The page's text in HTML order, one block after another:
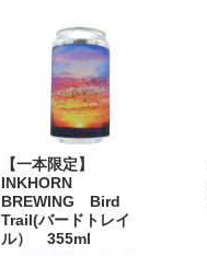
【一本限定】
INKHORN
BREWING Bird
Trail(バードトレイ
ル） 355ml